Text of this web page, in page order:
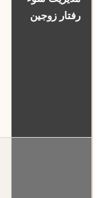
رفتار زوجین